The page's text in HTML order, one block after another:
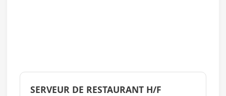
SERVEUR DE RESTAURANT H/F